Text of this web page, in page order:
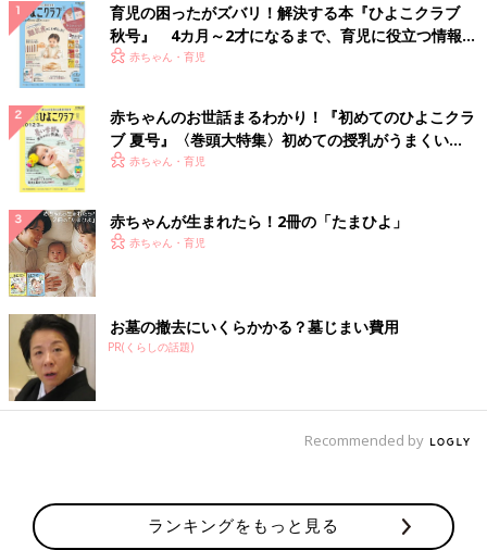
育児の困ったがズバリ！解決する本『ひよこクラブ
秋号』 4カ月～2才になるまで、育児に役立つ情報が
いっぱい！
赤ちゃん・育児
赤ちゃんのお世話まるわかり！『初めてのひよこクラ
ブ 夏号』〈巻頭大特集〉初めての授乳がうまくい
く！ おっぱい・ミルクの基本と夏のトラブル 解決テ
赤ちゃん・育児
赤ちゃんが生まれたら！2冊の「たまひよ」
赤ちゃん・育児
お墓の撤去にいくらかかる？墓じまい費用
PR(くらしの話題)
Recommended by
ランキングをもっと見る